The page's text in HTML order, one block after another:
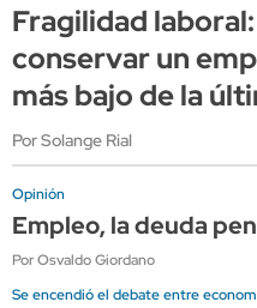
Fragilidad
conservar un
más bajo de la
Por Solange Rial
Opinión
Empleo, la deuda
Por Osvaldo Giordano
Se encendió el debate entre